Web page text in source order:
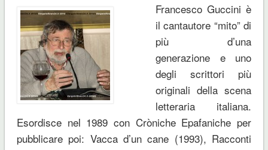
Francesco Guccini è
il cantautore “mito” di
più d’una
generazione e uno
degli scrittori più
originali della scena
letteraria italiana.
Esordisce nel 1989 con Cròniche Epafaniche per
pubblicare poi: Vacca d’un cane (1993), Racconti